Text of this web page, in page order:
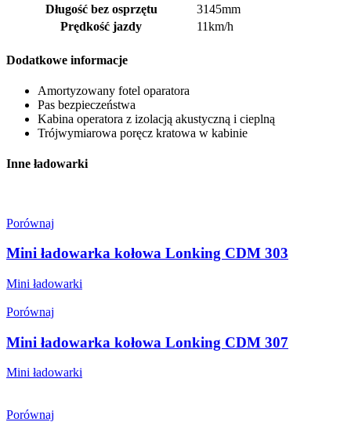
Długość bez osprzętu
3145mm
Prędkość jazdy
11km/h
Dodatkowe informacje
Amortyzowany fotel oparatora
Pas bezpieczeństwa
Kabina operatora z izolacją akustyczną i cieplną
Trójwymiarowa poręcz kratowa w kabinie
Inne ładowarki
Porównaj
Mini ładowarka kołowa Lonking CDM 303
Mini ładowarki
Porównaj
Mini ładowarka kołowa Lonking CDM 307
Mini ładowarki
Porównaj